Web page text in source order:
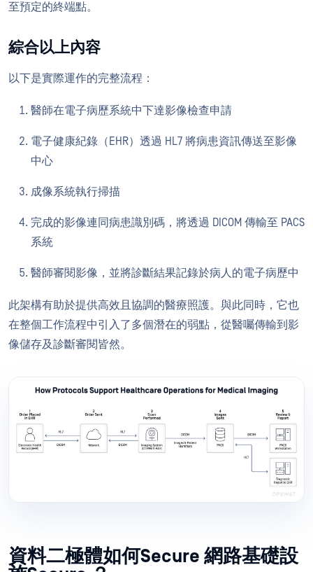
至預定的終端點。
綜合以上內容
以下是實際運作的完整流程：
醫師在電子病歷系統中下達影像檢查申請
電子健康紀錄（EHR）透過 HL7 將病患資訊傳送至影像
中心
成像系統執行掃描
完成的影像連同病患識別碼，將透過 DICOM 傳輸至 PACS
系統
醫師審閱影像，並將診斷結果記錄於病人的電子病歷中
此架構有助於提供高效且協調的醫療照護。與此同時，它也
在整個工作流程中引入了多個潛在的弱點，從醫囑傳輸到影
像儲存及診斷審閱皆然。
資料二極體如何Secure 網路基礎設